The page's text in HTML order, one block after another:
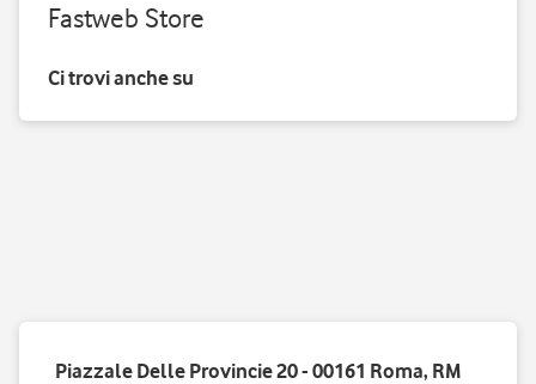
Fastweb Store
Ci trovi anche su
Piazzale Delle Provincie 20 - 00161 Roma, RM